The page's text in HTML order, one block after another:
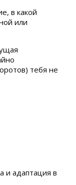
в какой
или
тебя не
и адаптация в